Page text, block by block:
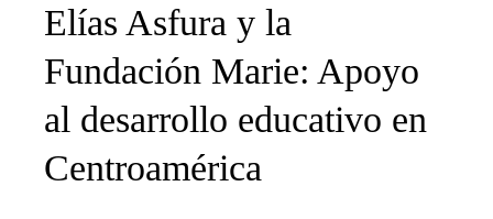
Elías Asfura y la
Fundación Marie: Apoyo
al desarrollo educativo en
Centroamérica